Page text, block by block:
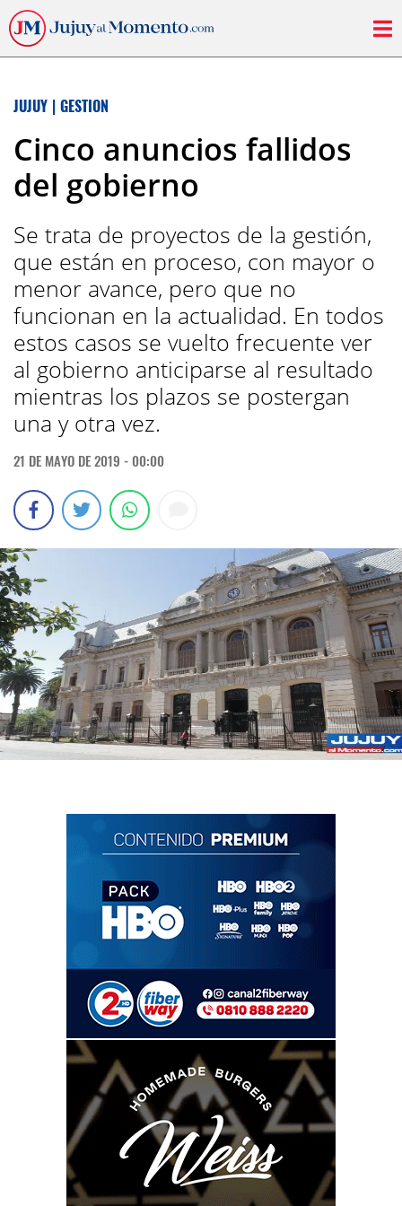
JUJUY | GESTION
Cinco anuncios fallidos
del gobierno
Se trata de proyectos de la gestión,
que están en proceso, con mayor o
menor avance, pero que no
funcionan en la actualidad. En todos
estos casos se vuelto frecuente ver
al gobierno anticiparse al resultado
mientras los plazos se postergan
una y otra vez.
21 DE MAYO DE 2019 - 00:00